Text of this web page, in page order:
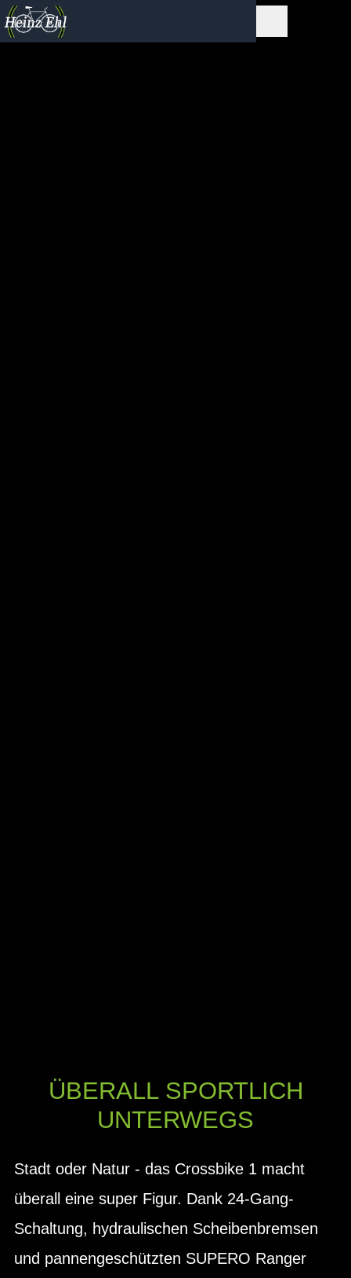
ÜBERALL SPORTLICH
UNTERWEGS
Stadt oder Natur - das Crossbike 1 macht
überall eine super Figur. Dank 24-Gang-
Schaltung, hydraulischen Scheibenbremsen
und pannengeschützten SUPERO Ranger